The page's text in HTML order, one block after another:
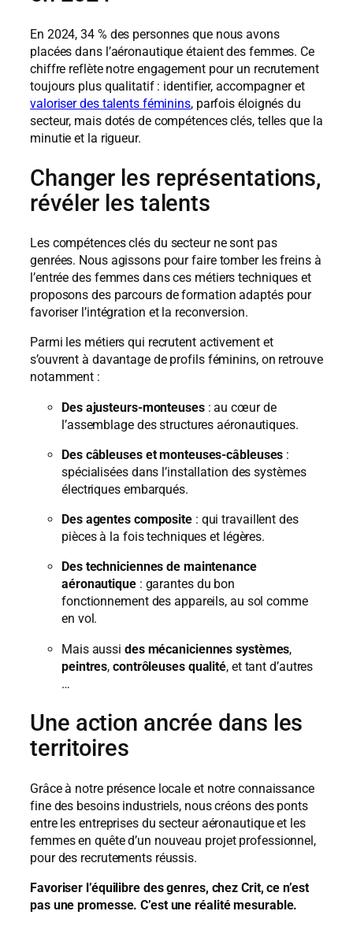
En 2024, 34 % des personnes que nous avons
placées dans l’aéronautique étaient des femmes. Ce
chiffre reflète notre engagement pour un recrutement
toujours plus qualitatif : identifier, accompagner et
valoriser des talents féminins, parfois éloignés du
secteur, mais dotés de compétences clés, telles que la
minutie et la rigueur.
Changer les représentations,
révéler les talents
Les compétences clés du secteur ne sont pas
genrées. Nous agissons pour faire tomber les freins à
l’entrée des femmes dans ces métiers techniques et
proposons des parcours de formation adaptés pour
favoriser l’intégration et la reconversion.
Parmi les métiers qui recrutent activement et
s’ouvrent à davantage de profils féminins, on retrouve
notamment :
Des ajusteurs-monteuses: au cœur de
l’assemblage des structures aéronautiques.
Des câbleuses et monteuses-câbleuses :
spécialisées dans l’installation des systèmes
électriques embarqués.
Des agentes composite: qui travaillent des
pièces à la fois techniques et légères.
Des techniciennes de maintenance
aéronautique: garantes du bon
fonctionnement des appareils, au sol comme
en vol.
Mais aussi des mécaniciennes systèmes,
peintres,contrôleuses qualité, et tant d’autres
…
Une action ancrée dans les
territoires
Grâce à notre présence locale et notre connaissance
fine des besoins industriels, nous créons des ponts
entre les entreprises du secteur aéronautique et les
femmes en quête d’un nouveau projet professionnel,
pour des recrutements réussis.
Favoriser l’équilibre des genres, chez Crit, ce n’est
pas une promesse. C’est une réalité mesurable.